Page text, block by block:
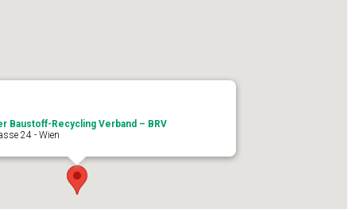
Baustoff-Recycling Verband – BRV
24 - Wien